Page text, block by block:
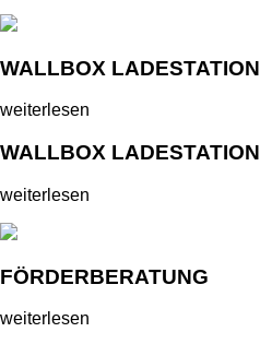
WALLBOX LADESTATION
weiterlesen
WALLBOX LADESTATION
weiterlesen
FÖRDERBERATUNG
weiterlesen